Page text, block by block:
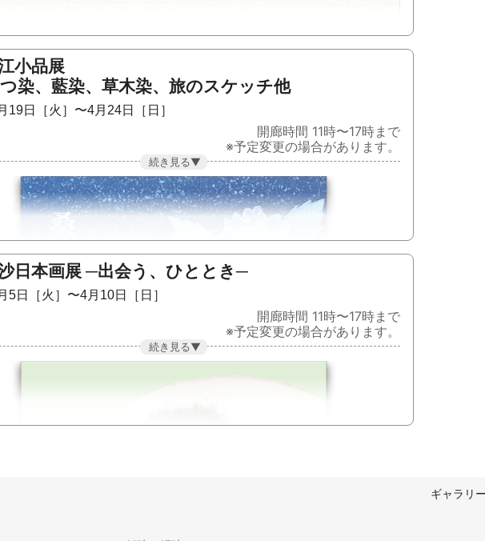
、京都の秋などをテーマに型絵染、日本画で表現しました。
沢美術工芸大学美術学科（日本画）を卒業、2007年 第39回日展に
日本画）コスタリカ、UNIVERSDAD NACIONAR大、North Norway
Schoolにて型絵染のレクチャーなど。
術作家協会会員、京都日本画家協会会員、工芸美術創工会会員
に彩り表現された魅力あふれる作品がひろがります。
会いの展覧会へ、ぜひご来遊くださると幸いです。
［版画］
小品展
染、藍染、草木染、旅のスケッチ他
19日［火］〜4月24日［日］
開廊時間 11時〜17時まで
※予定変更の場合があります。
日本画展 ─出会う、ひととき─
5日［火］〜4月10日［日］
開廊時間 11時〜17時まで
※予定変更の場合があります。
ギャラリ